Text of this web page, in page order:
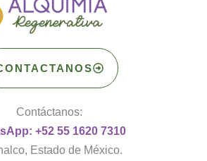
Contáctanos:
+52 55 1620 7310
Estado de México.